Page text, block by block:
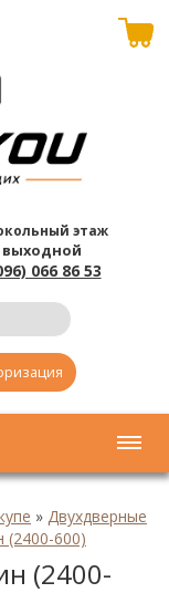
этаж
выходной
066 86 53
» Двухдверные
(2400-600)
(2400-